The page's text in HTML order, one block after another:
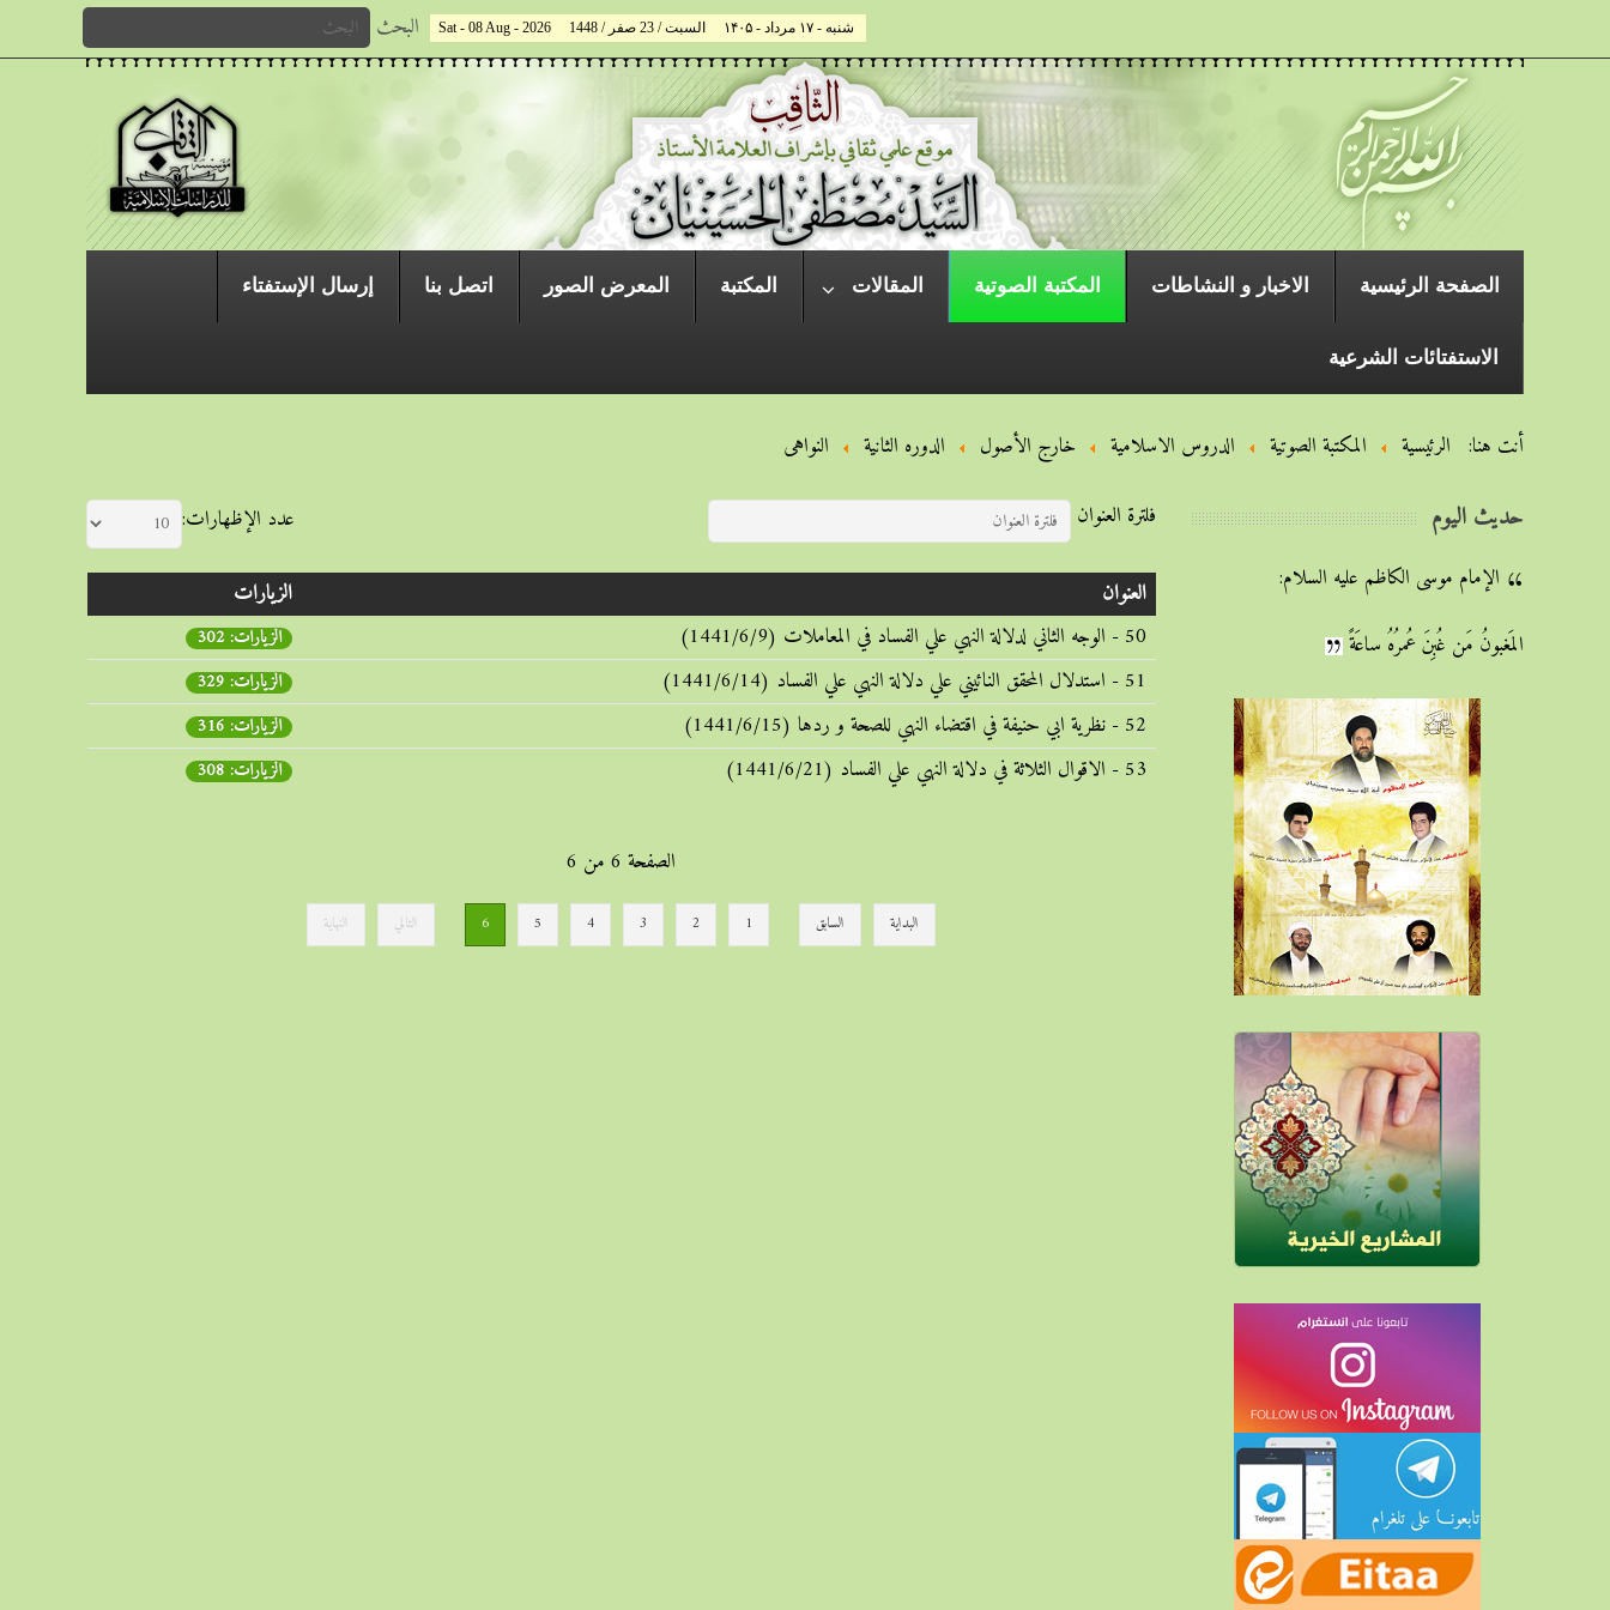
البحث شنبه - ۱۷ مرداد - ۱۴۰۵ السبت / 23 صفر / 1448 Sat - 08 Aug - 2026
الصفحة الرئیسیة الاخبار و النشاطات المكتبة الصوتية المقالات المكتبة المعرض الصور اتصل بنا إرسال الإستفتاء
الاستفتائات الشرعية
أنت هنا: الرئيسية المكتبة الصوتية الدروس الاسلامیة خارج الأصول الدوره الثانية
النواهی
فلترة العنوان
عدد الإظهارات:
العنوان
الزيارات
50 - الوجه الثاني لدلالة النهي علي الفساد في المعاملات (1441/6/9)
الزيارات: 302
51 - استدلال المحقق النائيني علي دلالة النهي علي الفساد (1441/6/14) الزيارات: 329
52 - نظرية ابي حنيفة في اقتضاء النهي للصحة و ردها (1441/6/15) الزيارات: 316
53 - الاقوال الثلاثة في دلالة النهي علي الفساد (1441/6/21) الزيارات: 308
الصفحة 6 من 6
البداية السابق 1
2
3
4
5
6 التالي النهاية
حديث اليوم
الإمام موسى الكاظم عليه السلام:
المَغبونُ مَن غُبِنَ عُمرُهُ ساعَةً